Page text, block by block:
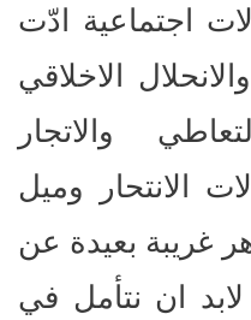
اجتماعية ادّت
الاخلاقي
والاتجار
الانتحار وميل
غريبة بعيدة عن
لابد ان نتأمل في